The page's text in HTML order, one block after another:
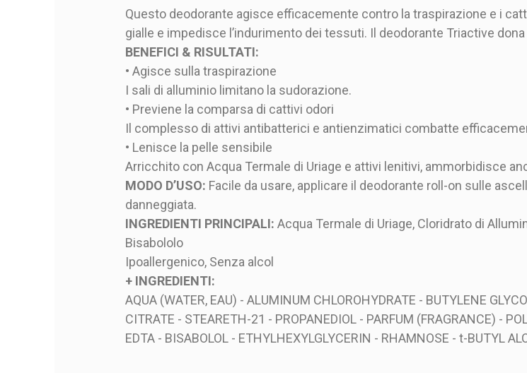
Questo deodorante agisce efficacemente contro la traspirazione e i
gialle e impedisce l’indurimento dei tessuti. Il deodorante Triactive
BENEFICI & RISULTATI:
• Agisce sulla traspirazione
I sali di alluminio limitano la sudorazione.
• Previene la comparsa di cattivi odori
Il complesso di attivi antibatterici e antienzimatici combatte
• Lenisce la pelle sensibile
Arricchito con Acqua Termale di Uriage e attivi lenitivi, ammorbidisce
MODO D’USO: Facile da usare, applicare il deodorante roll-on sulle
danneggiata.
INGREDIENTI PRINCIPALI: Acqua Termale di Uriage, Cloridrato di
Bisabololo
Ipoallergenico, Senza alcol
+ INGREDIENTI:
AQUA (WATER, EAU) - ALUMINUM CHLOROHYDRATE - BUTYLENE
CITRATE - STEARETH-21 - PROPANEDIOL - PARFUM (FRAGRANCE) -
EDTA - BISABOLOL - ETHYLHEXYLGLYCERIN - RHAMNOSE - t-BUTYL